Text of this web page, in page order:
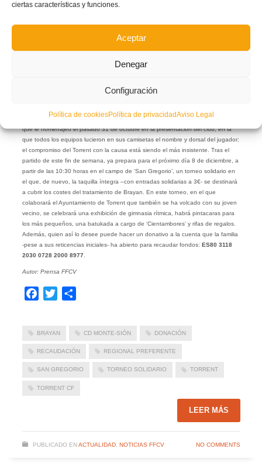
ciertas características y funciones.
Aceptar
Denegar
Configuración
Política de cookiesPolítica de privacidadAviso Legal
en juego
tres puntos de la competición. El verdadero objetivo de la jornada –que además
que fue su mayor afición: el fútbol, para que pueda volver a jugar lo más pronto
posible. En el partido, los abonados tendrán un precio en taquilla de 3€ y la
entradas se destinará íntegro para contribuir a financiar el tratamiento que
Aunque Brayan jugó hasta el pasado verano en el CD Monte-Sion de Torrent,
que le homenajeó el pasado 31 de octubre en la presentación del club, en la
que todos los equipos lucieron en sus camisetas el nombre y dorsal del jugador;
el compromiso del Torrent con la causa está siendo el más insistente. Tras el
partido de este fin de semana, ya prepara para el próximo día 8 de diciembre, a
partir de las 10:30 horas en el campo de ‘San Gregorio’, un torneo solidario en
el que, de nuevo, la taquilla íntegra –con entradas solidarias a 3€- se destinará
a cubrir los costes del tratamiento de Brayan. En este torneo, en el que
colaborará el Ayuntamiento de Torrent que también se ha volcado con su joven
vecino, se celebrará una exhibición de gimnasia rítmica, habrá pintacaras para
los más pequeños, una batukada a cargo de ‘Cientambores’ y rifas de regalos.
Además, quien así lo desee puede hacer un donativo a la cuenta que la familia
-pese a sus reticencias iniciales- ha abierto para recaudar fondos: ES80 3118
2030 0728 2000 8977
Autor: Prensa FFCV
Facebook
Twitter
BRAYAN CD MONTE-SIÓN DONACIÓN
RECAUDACIÓN REGIONAL PREFERENTE
SAN GREGORIO TORNEO SOLIDARIO TORRENT
TORRENT CF
LEER MÁS
PUBLICADO EN ACTUALIDAD, NOTICIAS FFCV NO COMMENTS